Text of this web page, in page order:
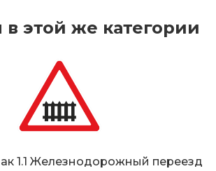
в этой же категории
1.1 Железнодорожный переезд